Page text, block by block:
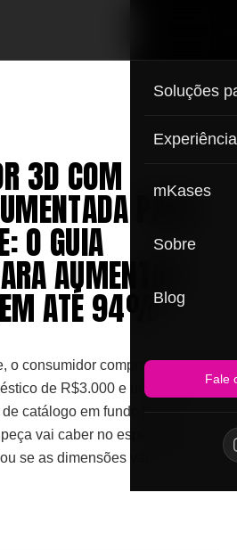
Soluções
mKases
Sobre
Blog
Fale
3D COM
PARA
O GUIA
AUMENTAR
EM ATÉ 94%
o consumidor compra um sofá de
de R$3.000 e uma estante
catálogo em fundo branco.
vai caber no espaço, se a cor
se as dimensões vão bater.